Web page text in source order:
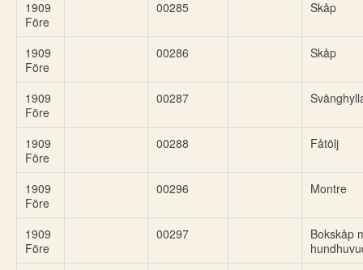
1909
Före
00285 Skåp
1909
Före
00286 Skåp
1909
Före
00287
1909
Före
00288 Fåtölj
1909
Före
00296 Montre
1909
Före
00297
Bokskåp